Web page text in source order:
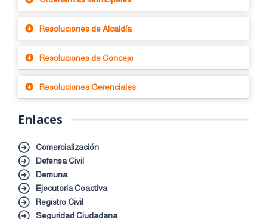
Resoluciones de Alcaldía
Resoluciones de Concejo
Resoluciones Gerenciales
Enlaces
Comercialización
Defensa Civil
Demuna
Ejecutoria Coactiva
Registro Civil
Seguridad Ciudadana